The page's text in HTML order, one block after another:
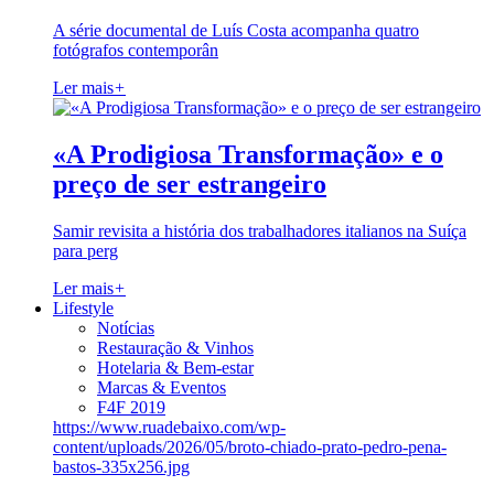
A série documental de Luís Costa acompanha quatro
fotógrafos contemporân
Ler mais+
«A Prodigiosa Transformação» e o
preço de ser estrangeiro
Samir revisita a história dos trabalhadores italianos na Suíça
para perg
Ler mais+
Lifestyle
Notícias
Restauração & Vinhos
Hotelaria & Bem-estar
Marcas & Eventos
F4F 2019
https://www.ruadebaixo.com/wp-
content/uploads/2026/05/broto-chiado-prato-pedro-pena-
bastos-335x256.jpg